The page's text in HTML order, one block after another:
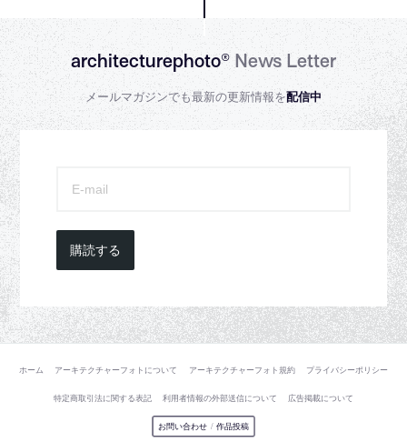
architecturephoto®News Letter
メールマガジンでも最新の更新情報を配信中
購読する
ホーム アーキテクチャーフォトについて アーキテクチャーフォト規約 プライバシーポリシー
特定商取引法に関する表記 利用者情報の外部送信について 広告掲載について
お問い合わせ / 作品投稿